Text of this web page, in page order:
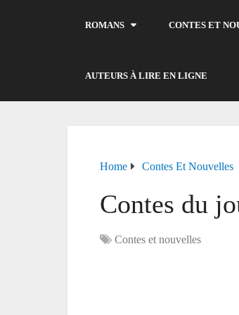
ROMANS CONTES ET
AUTEURS À LIRE EN LIGNE
Home Contes Et Nouvelles
Contes du
Contes et nouvelles